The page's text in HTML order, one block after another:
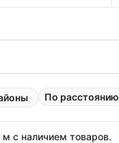
По расстоянию
м с наличием товаров.